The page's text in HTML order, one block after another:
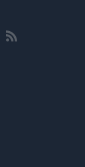
ζέστες -
μας
δέρμα